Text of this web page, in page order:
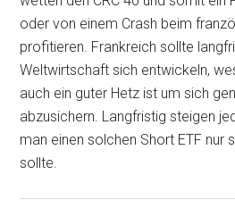
oder von einem Crash beim
profitieren. Frankreich sollte
Weltwirtschaft sich entwickeln,
auch ein guter Hetz ist um sich
abzusichern. Langfristig steigen
man einen solchen Short ETF nur
sollte.